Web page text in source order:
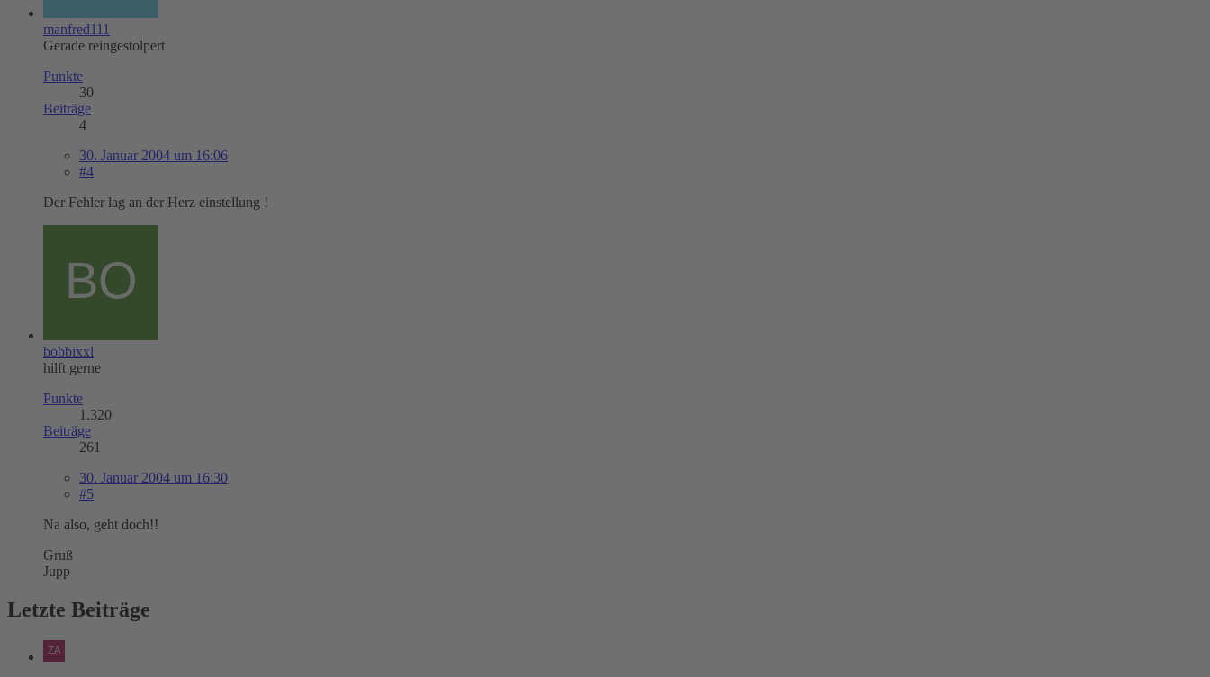
manfred111
Gerade reingestolpert
Punkte
30
Beiträge
4
30. Januar 2004 um 16:06
#4
Der Fehler lag an der Herz einstellung !
bobbixxl
hilft gerne
Punkte
1.320
Beiträge
261
30. Januar 2004 um 16:30
#5
Na also, geht doch!!
Gruß
Jupp
Letzte Beiträge